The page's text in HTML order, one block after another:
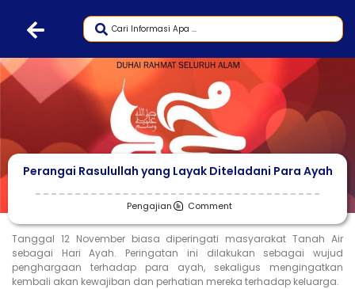
Perangai Rasulullah yang Layak Diteladani Para Ayah
Pengajian Comment
Tanggal 12 November biasa diperingati masyarakat Tanah Air
sebagai Hari Ayah. Peringatan ini dilakukan sebagai wujud
penghargaan terhadap para ayah, sekaligus mengingatkan
kembali akan kewajiban dan perhatian mereka terhadap keluarga.